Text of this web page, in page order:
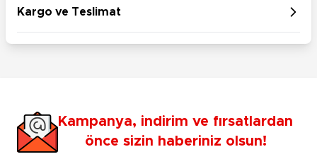
Kargo ve Teslimat
Kampanya, indirim ve fırsatlardan
önce sizin haberiniz olsun!